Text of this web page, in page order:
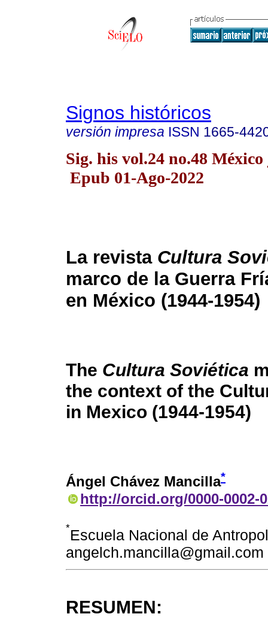
Signos históricos
versión impresa ISSN 1665-
Sig. his vol.24 no.48
Epub 01-Ago-2022
La revista Cultura
marco de la Guerra
en México (1944-1954)
The Cultura Soviética
the context of the
in Mexico (1944-1954)
Ángel Chávez Mancilla*
http://orcid.org/0000-0002-
*Escuela Nacional de
angelch.mancilla@gmail.com
RESUMEN: